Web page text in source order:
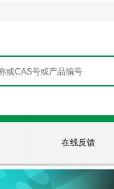
在线反馈